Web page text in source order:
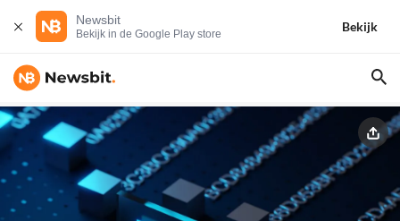
Newsbit
Bekijk in de Google Play store
Bekijk